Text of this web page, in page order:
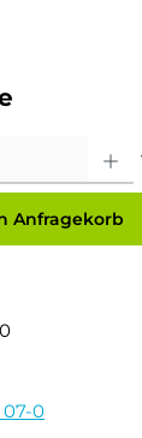
Anfragekorb
07-0